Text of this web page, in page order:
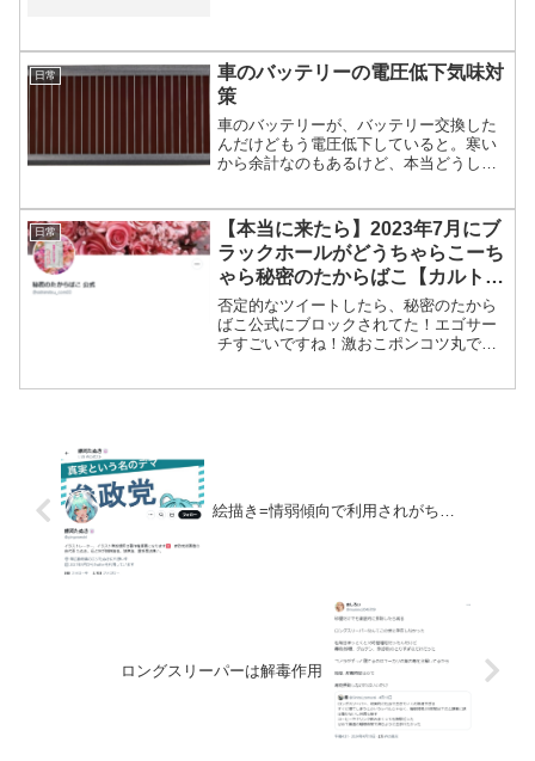
ば考えるほど悪い方向だけは引き寄せ
る。そして、起こりもしない...
日常
車のバッテリーの電圧低下気味対
策
車のバッテリーが、バッテリー交換した
んだけどもう電圧低下していると。寒い
から余計なのもあるけど、本当どうしよ
ンジンをかけ、そのうち1回は動かしてる
けどダメだねこれ。...
日常
【本当に来たら】2023年7月にブ
ラックホールがどうちゃらこーち
ゃら秘密のたからばこ【カルトで
す】
否定的なツイートしたら、秘密のたから
ばこ公式にブロックされてた！エゴサー
チすごいですね！激おこポンコツ丸です
絵描き=情弱傾向で利用されがち…
ロングスリーパーは解毒作用